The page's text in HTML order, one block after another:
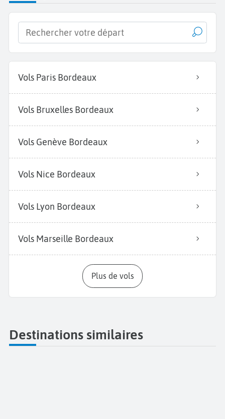
Vols Paris Bordeaux
Vols Bruxelles Bordeaux
Vols Genève Bordeaux
Vols Nice Bordeaux
Vols Lyon Bordeaux
Vols Marseille Bordeaux
Plus de vols
Destinations similaires